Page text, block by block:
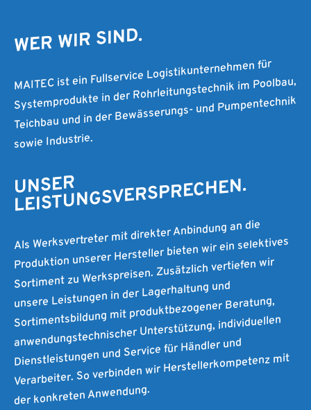
WER WIR SIND.
MAITEC ist ein Fullservice Logistikunternehmen für
Systemprodukte in der Rohrleitungstechnik im Poolbau,
Teichbau und in der Bewässerungs- und Pumpentechnik
sowie Industrie.
UNSER
LEISTUNGSVERSPRECHEN.
Als Werksvertreter mit direkter Anbindung an die
Produktion unserer Hersteller bieten wir ein selektives
Sortiment zu Werkspreisen. Zusätzlich vertiefen wir
unsere Leistungen in der Lagerhaltung und
Sortimentsbildung mit produktbezogener Beratung,
anwendungstechnischer Unterstützung, individuellen
Dienstleistungen und Service für Händler und
Verarbeiter. So verbinden wir Herstellerkompetenz mit
der konkreten Anwendung.